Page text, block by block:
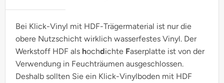
Bei Klick-Vinyl mit HDF-Trägermaterial ist nur die
obere Nutzschicht wirklich wasserfestes Vinyl. Der
Werkstoff HDF als hochdichte Faserplatte ist von der
Verwendung in Feuchträumen ausgeschlossen.
Deshalb sollten Sie ein Klick-Vinylboden mit HDF